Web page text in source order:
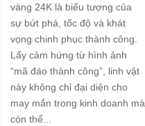
vàng 24K là biểu tượng của
sự bứt phá, tốc độ và khát
vọng chinh phục thành công.
Lấy cảm hứng từ hình ảnh
“mã đáo thành công”, linh vật
này không chỉ đại diện cho
may mắn trong kinh doanh mà
còn thể...